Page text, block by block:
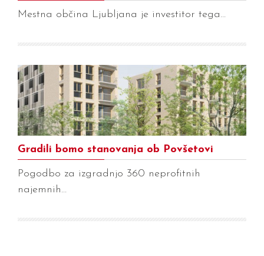
Mestna občina Ljubljana je investitor tega…
Gradili bomo stanovanja ob Povšetovi
Pogodbo za izgradnjo 360 neprofitnih
najemnih…